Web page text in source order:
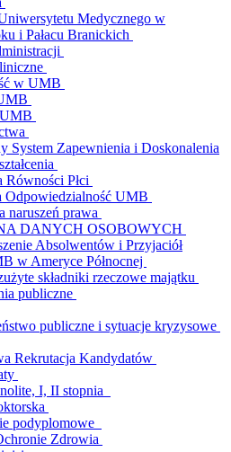
Medycznego w
i Pałacu Branickich
w UMB
System Zapewnienia i Doskonalenia
Płci
Odpowiedzialność UMB
naruszeń prawa
DANYCH OSOBOWYCH
Absolwentów i Przyjaciół
w Ameryce Północnej
składniki rzeczowe majątku
publiczne
publiczne i sytuacje kryzysowe
Rekrutacja Kandydatów
I, II stopnia
podyplomowe
Zdrowia